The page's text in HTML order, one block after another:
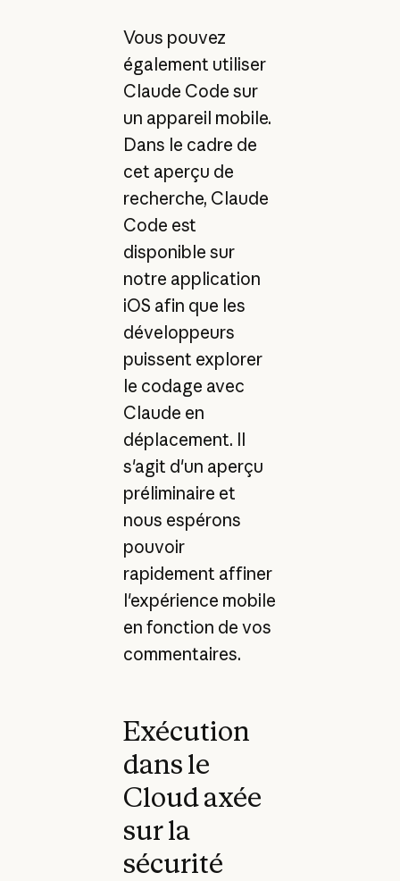
Vous pouvez
également utiliser
Claude Code sur
un appareil mobile.
Dans le cadre de
cet aperçu de
recherche, Claude
Code est
disponible sur
notre application
iOS afin que les
développeurs
puissent explorer
le codage avec
Claude en
déplacement. Il
s'agit d'un aperçu
préliminaire et
nous espérons
pouvoir
rapidement affiner
l'expérience mobile
en fonction de vos
commentaires.
Exécution
dans le
Cloud axée
sur la
sécurité